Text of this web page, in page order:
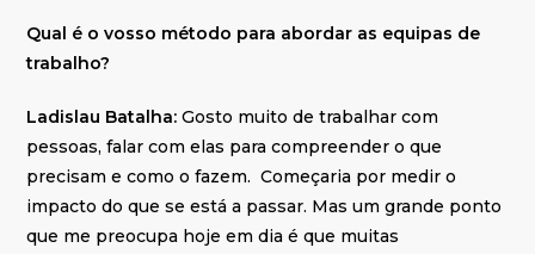
Qual é o vosso método para abordar as equipas de
trabalho?
Ladislau Batalha:Gosto muito de trabalhar com
pessoas, falar com elas para compreender o que
precisam e como o fazem. Começaria por medir o
impacto do que se está a passar. Mas um grande ponto
que me preocupa hoje em dia é que muitas